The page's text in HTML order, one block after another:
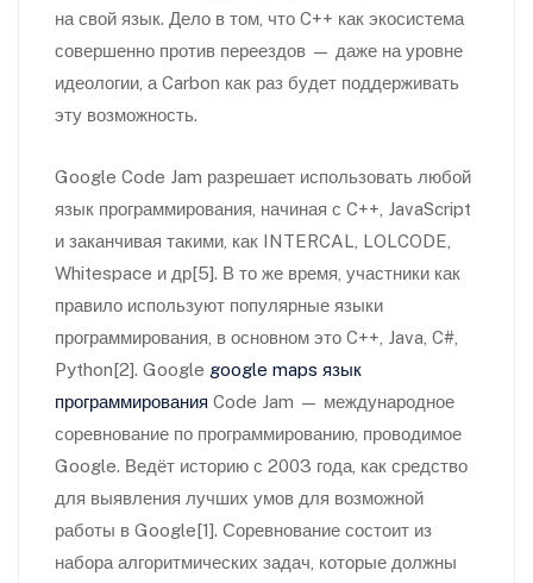
на свой язык. Дело в том, что C++ как экосистема
совершенно против переездов — даже на уровне
идеологии, а Carbon как раз будет поддерживать
эту возможность.
Google Code Jam разрешает использовать любой
язык программирования, начиная с C++, JavaScript
и заканчивая такими, как INTERCAL, LOLCODE,
Whitespace и др[5]. В то же время, участники как
правило используют популярные языки
программирования, в основном это C++, Java, C#,
Python[2]. Google google maps язык
программирования Code Jam — международное
соревнование по программированию, проводимое
Google. Ведёт историю с 2003 года, как средство
для выявления лучших умов для возможной
работы в Google[1]. Соревнование состоит из
набора алгоритмических задач, которые должны